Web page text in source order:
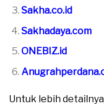
Sakha.co.id
Sakhadaya.com
ONEBIZ.id
Untuk lebih